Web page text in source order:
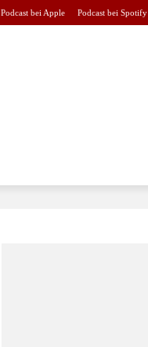
Podcast bei Apple Podcast bei Spotify